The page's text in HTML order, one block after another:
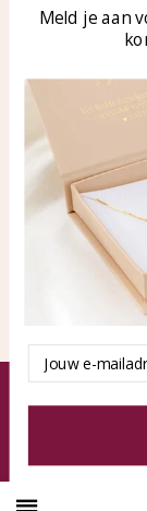
Producten
Alle producten
Nieuwe producten
Aanbiedingen
Meld je aan
Email